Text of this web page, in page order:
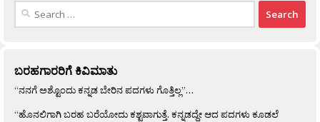
Search
ಬರಹಗಾರರಿಗೆ ಕಿವಿಮಾತು
“ನನಗೆ ಅಶ್ಟೊಂದು ಕನ್ನಡ ಬೇರಿನ ಪದಗಳು ಗೊತ್ತಿಲ್ಲ”…
“ಹೊನಲಿಗಾಗಿ ಬರಹ ಬರೆಯೋದು ಕಶ್ಟವಾಗುತ್ತೆ. ಕನ್ನಡದ್ದೇ ಆದ ಪದಗಳು ಕೂಡಲೆ